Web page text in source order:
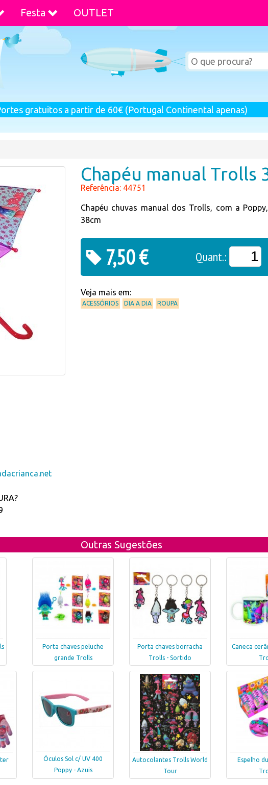
Festa OUTLET
gratuitos a partir de 60€ (Portugal Continental apenas)
Chapéu manual Trolls
Referência: 44751
Chapéu chuvas manual dos Trolls, com a
38cm
7,50 € Quant.:
Veja mais em:
ACESSÓRIOS DIA A DIA ROUPA
Outras Sugestões
Porta chaves peluche
grande Trolls
Porta chaves borracha
Trolls - Sortido
Caneca
Óculos Sol c/ UV 400
Poppy - Azuis
Autocolantes Trolls World
Tour
Espelho